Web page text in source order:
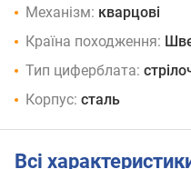
Механізм: кварцові
Країна походження:
Тип циферблата:
Корпус: сталь
Всі